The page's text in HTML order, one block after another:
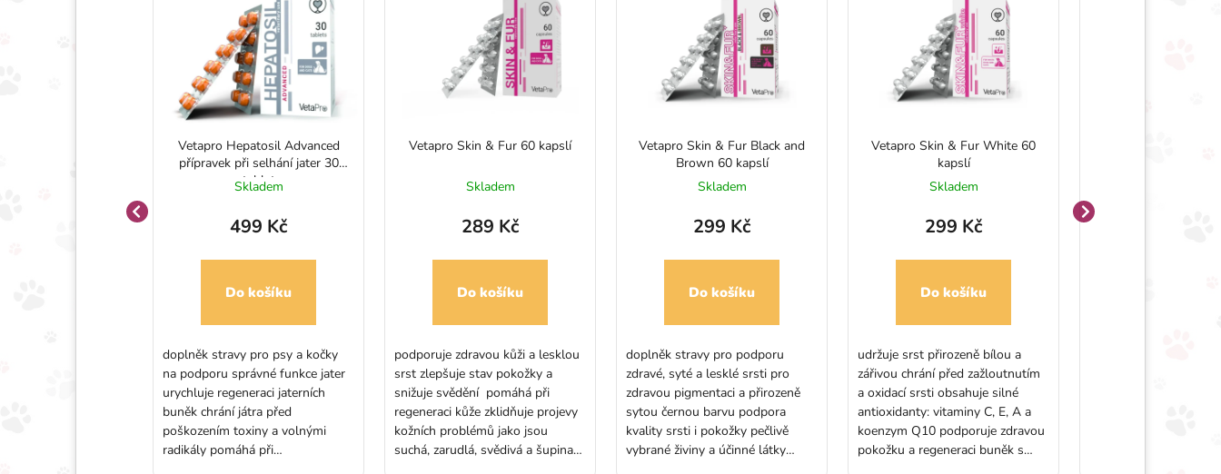
Vetapro Hepatosil Advanced
přípravek při selhání jater 30
tablet
Skladem
499 Kč
Do košíku
doplněk stravy pro psy a kočky
na podporu správné funkce jater
urychluje regeneraci jaterních
buněk chrání játra před
poškozením toxiny a volnými
radikály pomáhá při
Vetapro Skin & Fur 60 kapslí
Skladem
289 Kč
Do košíku
podporuje zdravou kůži a lesklou
srst zlepšuje stav pokožky a
snižuje svědění pomáhá při
regeneraci kůže zklidňuje projevy
kožních problémů jako jsou
suchá, zarudlá, svědivá a šupinatá
Vetapro Skin & Fur Black and
Brown 60 kapslí
Skladem
299 Kč
Do košíku
doplněk stravy pro podporu
zdravé, syté a lesklé srsti pro
zdravou pigmentaci a přirozeně
sytou černou barvu podpora
kvality srsti i pokožky pečlivě
vybrané živiny a účinné látky
Vetapro Skin & Fur White 60
kapslí
Skladem
299 Kč
Do košíku
udržuje srst přirozeně bílou a
zářivou chrání před zažloutnutím
a oxidací srsti obsahuje silné
antioxidanty: vitaminy C, E, A a
koenzym Q10 podporuje zdravou
pokožku a regeneraci buněk s